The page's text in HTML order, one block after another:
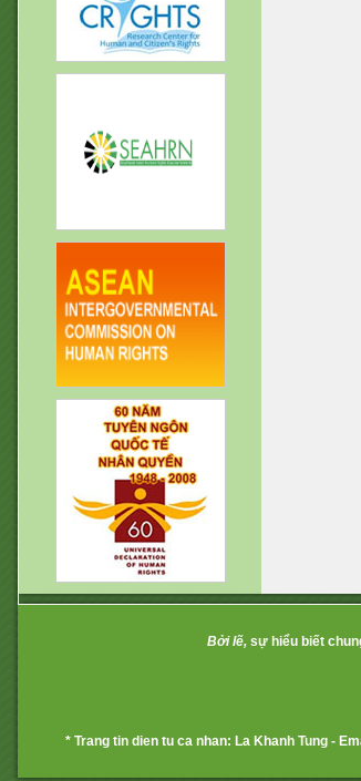
Bởi lẽ,sự hiểu biết
* Trang tin dien tu ca nhan: La Khanh Tung -